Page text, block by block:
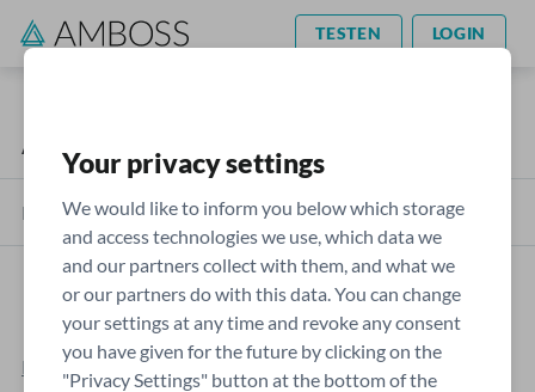
Your privacy settings
We would like to inform you below which storage
and access technologies we use, which data we
and our partners collect with them, and what we
or our partners do with this data. You can change
your settings at any time and revoke any consent
you have given for the future by clicking on the
"Privacy Settings" button at the bottom of the
TESTEN LOGIN
AMBOSS Blog
Kategorien
Und der Nobelpreis geht an...
Rosa Bartel - Dienstag, 6.10.2020